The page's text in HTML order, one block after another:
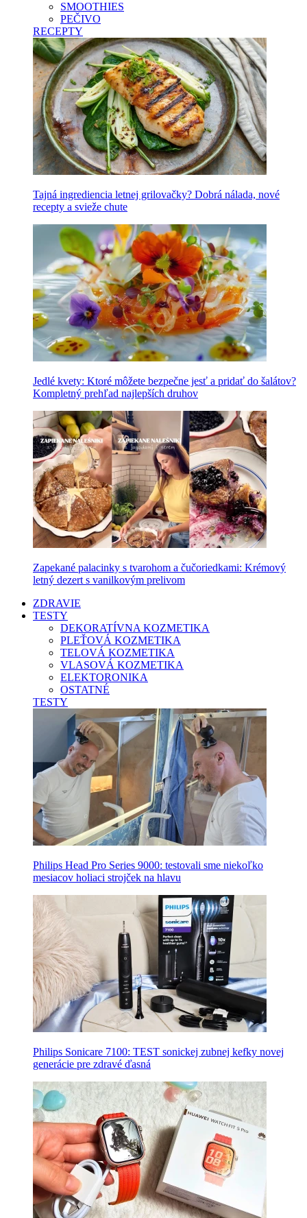
SMOOTHIES
PEČIVO
RECEPTY
Tajná ingrediencia letnej grilovačky? Dobrá nálada, nové
recepty a svieže chute
Jedlé kvety: Ktoré môžete bezpečne jesť a pridať do šalátov?
Kompletný prehľad najlepších druhov
Zapekané palacinky s tvarohom a čučoriedkami: Krémový
letný dezert s vanilkovým prelivom
ZDRAVIE
TESTY
DEKORATÍVNA KOZMETIKA
PLEŤOVÁ KOZMETIKA
TELOVÁ KOZMETIKA
VLASOVÁ KOZMETIKA
ELEKTORONIKA
OSTATNÉ
TESTY
Philips Head Pro Series 9000: testovali sme niekoľko
mesiacov holiaci strojček na hlavu
Philips Sonicare 7100: TEST sonickej zubnej kefky novej
generácie pre zdravé ďasná